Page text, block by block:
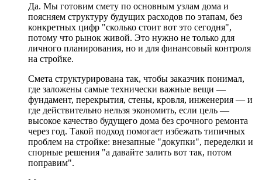
Да. Мы готовим смету по основным узлам дома и
поясняем структуру будущих расходов по этапам, без
конкретных цифр "сколько стоит вот это сегодня",
потому что рынок живой. Это нужно не только для
личного планирования, но и для финансовый контроля
на стройке.
Смета структурирована так, чтобы заказчик понимал,
где заложены самые технически важные вещи —
фундамент, перекрытия, стены, кровля, инженерия — и
где действительно нельзя экономить, если цель —
высокое качество будущего дома без срочного ремонта
через год. Такой подход помогает избежать типичных
проблем на стройке: внезапные "докупки", переделки и
спорные решения "а давайте залить вот так, потом
поправим".